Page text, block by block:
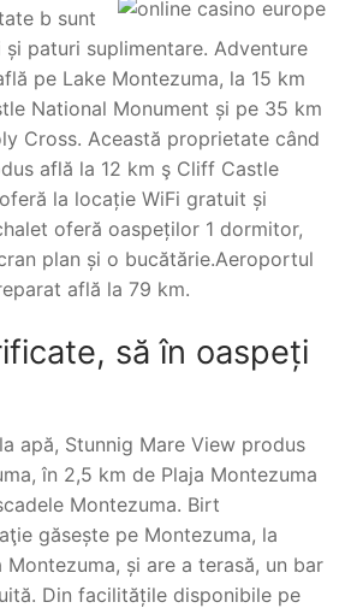
b sunt
paturi suplimentare. Adventure
pe Lake Montezuma, la 15 km
National Monument și pe 35 km
Cross. Această proprietate când
află la 12 km ş Cliff Castle
la locație WiFi gratuit și
oferă oaspeților 1 dormitor,
plan și o bucătărie.Aeroportul
află la 79 km.
să în oaspeți
apă, Stunnig Mare View produs
în 2,5 km de Plaja Montezuma
Montezuma. Birt
găsește pe Montezuma, la
și are a terasă, un bar
Din facilitățile disponibile pe